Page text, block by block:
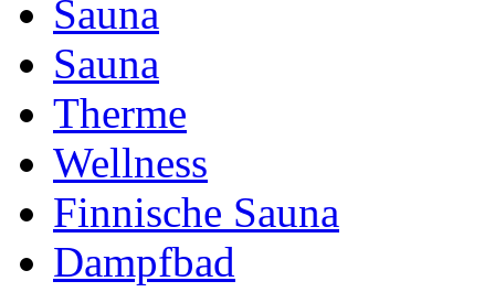
Sauna
Sauna
Therme
Wellness
Finnische Sauna
Dampfbad